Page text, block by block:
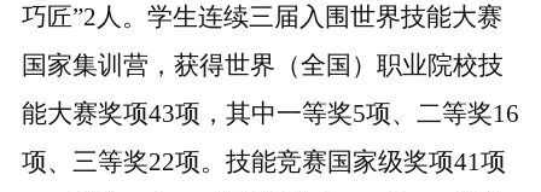
巧匠”2人。学生连续三届入围世界技能大赛
国家集训营，获得世界（全国）职业院校技
能大赛奖项43项，其中一等奖5项、二等奖16
项、三等奖22项。技能竞赛国家级奖项41项